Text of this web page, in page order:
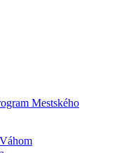
Mestského